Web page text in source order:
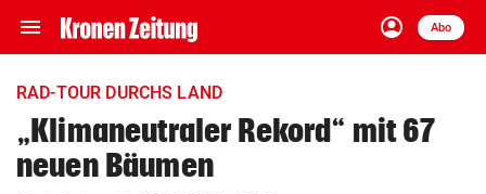
menu Navigation
ein-/ausklappen
account_circle
Anmelden
Abo
close Schließen
account_circle Anmelden
RAD-TOUR DURCHS LAND
„Klimaneutraler Rekord“ mit 67
neuen Bäumen